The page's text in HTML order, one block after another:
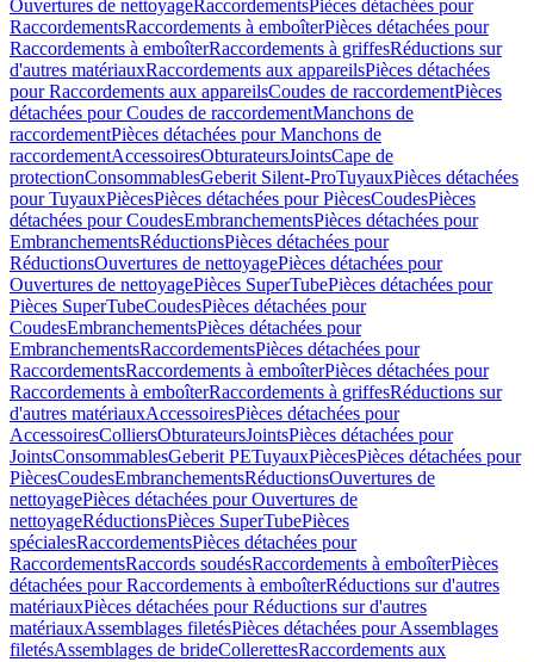
Ouvertures de nettoyageRaccordementsPièces détachées pour
RaccordementsRaccordements à emboîterPièces détachées pour
Raccordements à emboîterRaccordements à griffesRéductions sur
d'autres matériauxRaccordements aux appareilsPièces détachées
pour Raccordements aux appareilsCoudes de raccordementPièces
détachées pour Coudes de raccordementManchons de
raccordementPièces détachées pour Manchons de
raccordementAccessoiresObturateursJointsCape de
protectionConsommablesGeberit Silent-ProTuyauxPièces détachées
pour TuyauxPiècesPièces détachées pour PiècesCoudesPièces
détachées pour CoudesEmbranchementsPièces détachées pour
EmbranchementsRéductionsPièces détachées pour
RéductionsOuvertures de nettoyagePièces détachées pour
Ouvertures de nettoyagePièces SuperTubePièces détachées pour
Pièces SuperTubeCoudesPièces détachées pour
CoudesEmbranchementsPièces détachées pour
EmbranchementsRaccordementsPièces détachées pour
RaccordementsRaccordements à emboîterPièces détachées pour
Raccordements à emboîterRaccordements à griffesRéductions sur
d'autres matériauxAccessoiresPièces détachées pour
AccessoiresColliersObturateursJointsPièces détachées pour
JointsConsommablesGeberit PETuyauxPiècesPièces détachées pour
PiècesCoudesEmbranchementsRéductionsOuvertures de
nettoyagePièces détachées pour Ouvertures de
nettoyageRéductionsPièces SuperTubePièces
spécialesRaccordementsPièces détachées pour
RaccordementsRaccords soudésRaccordements à emboîterPièces
détachées pour Raccordements à emboîterRéductions sur d'autres
matériauxPièces détachées pour Réductions sur d'autres
matériauxAssemblages filetésPièces détachées pour Assemblages
filetésAssemblages de brideCollerettesRaccordements aux